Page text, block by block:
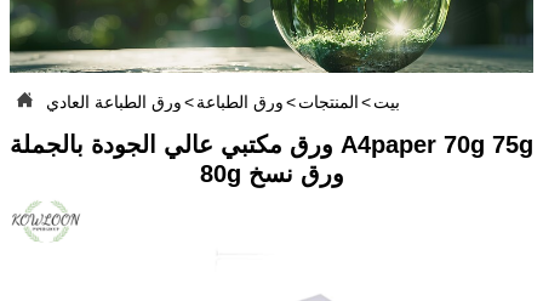
 بيت>المنتجات>ورق الطباعة>ورق الطباعة العادي
ورق مكتبي عالي الجودة بالجملة A4paper 70g 75g
80g ورق نسخ